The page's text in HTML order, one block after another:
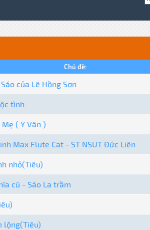
Chủ đề:
của Lê Hồng Sơn
tình
( Y Vân )
Max Flute Cat - ST NSUT Đức Liên
nhỏ(Tiêu)
cũ - Sáo La trầm
lộng(Tiêu)